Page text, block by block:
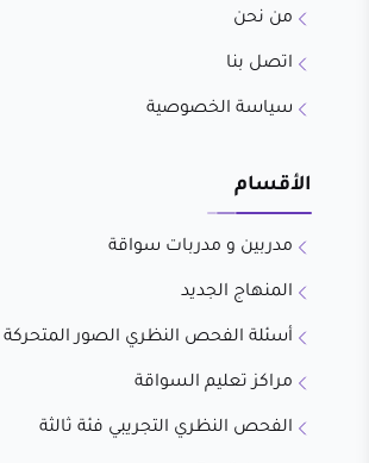
من نحن
اتصل بنا
سياسة الخصوصية
الأقسام
مدربين و مدربات سواقة
المنهاج الجديد
أسئلة الفحص النظري الصور المتحركة
مراكز تعليم السواقة
الفحص النظري التجريبي فئة ثالثة